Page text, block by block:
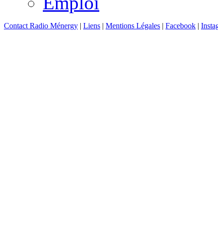
Contact Radio Ménergy | Liens | Mentions Légales | Facebook |